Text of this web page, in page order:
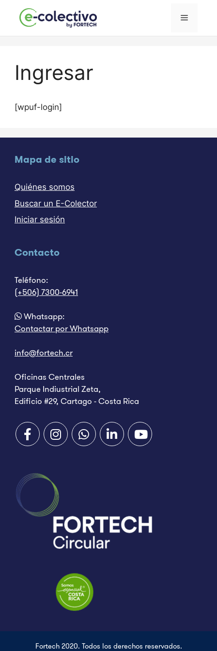
contenido
Menú
Ingresar
[wpuf-login]
Mapa de sitio
Quiénes somos
Buscar un E-Colector
Iniciar sesión
Contacto
Teléfono:
(+506) 7300-6941
Whatsapp:
Contactar por Whatsapp
info@fortech.cr
Oficinas Centrales
Parque Indiustrial Zeta,
Edificio #29, Cartago - Costa Rica
Fortech 2020. Todos los derechos reservados.